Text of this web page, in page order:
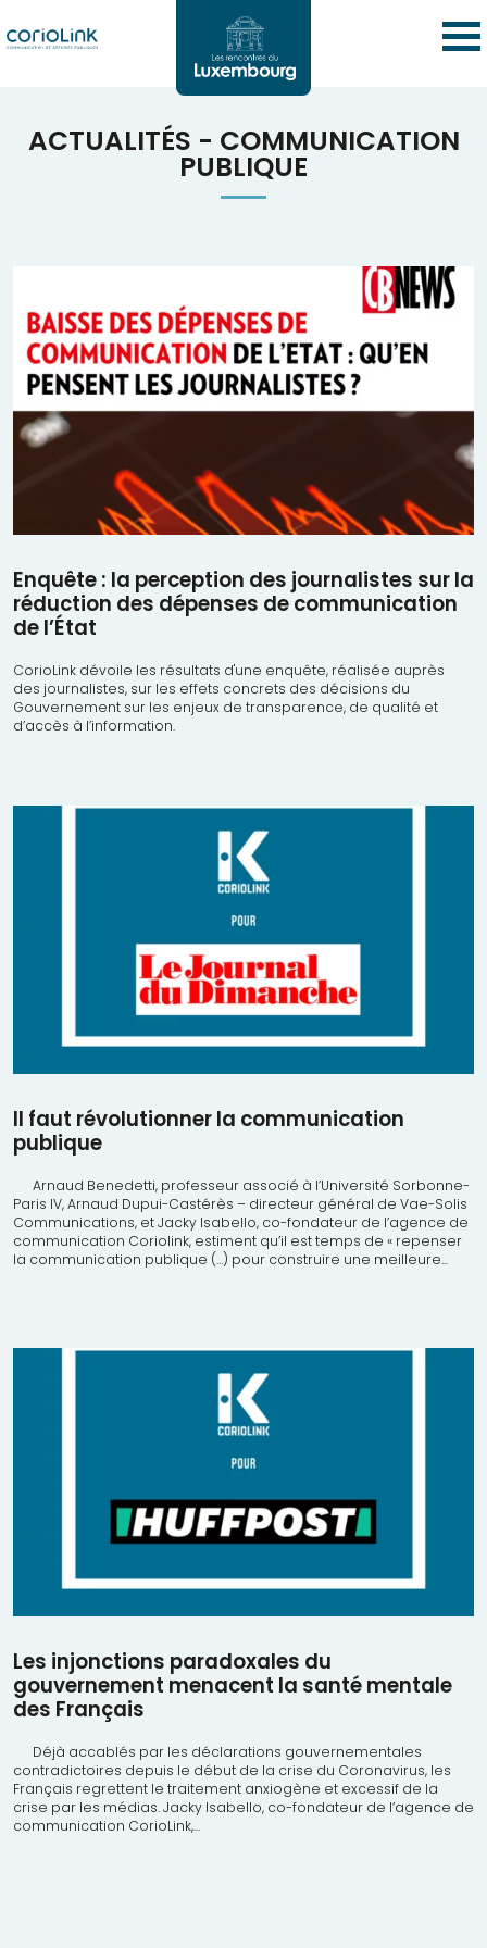
ACTUALITÉS - COMMUNICATION
PUBLIQUE
Enquête : la perception des journalistes sur la
réduction des dépenses de communication
de l’État
CorioLink dévoile les résultats d'une enquête, réalisée auprès
des journalistes, sur les effets concrets des décisions du
Gouvernement sur les enjeux de transparence, de qualité et
d’accès à l’information.
Il faut révolutionner la communication
publique
Arnaud Benedetti, professeur associé à l’Université Sorbonne-
Paris IV, Arnaud Dupui-Castérès – directeur général de Vae-Solis
Communications, et Jacky Isabello, co-fondateur de l’agence de
communication Coriolink, estiment qu’il est temps de « repenser
la communication publique (…) pour construire une meilleure...
Les injonctions paradoxales du
gouvernement menacent la santé mentale
des Français
Déjà accablés par les déclarations gouvernementales
contradictoires depuis le début de la crise du Coronavirus, les
Français regrettent le traitement anxiogène et excessif de la
crise par les médias. Jacky Isabello, co-fondateur de l’agence de
communication CorioLink,...